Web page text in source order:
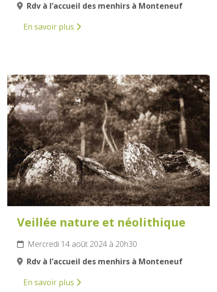
Rdv à l’accueil des menhirs à Monteneuf
En savoir plus
14
AOÛT
2024
Veillée nature et néolithique
Mercredi 14 août 2024 à 20h30
Rdv à l’accueil des menhirs à Monteneuf
En savoir plus